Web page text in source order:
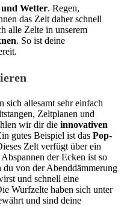
Wetter. Regen,
das Zelt daher schnell
alle Zelte in unserem
. So ist deine
allesamt sehr einfach
Zeltplanen und
wir dir die innovativen
gutes Beispiel ist das Pop-
Zelt verfügt über ein
der Ecken ist so
von der Abenddämmerung
und schnell eine
Wurfzelte haben sich unter
und sind deine